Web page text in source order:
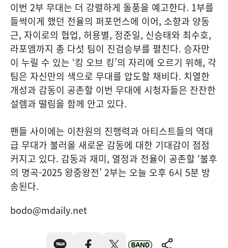
이번 2부 무대는 더 강렬하게 돌풍을 예고한다. 1부를
들썩이게 했던 전율의 퍼포먼스에 이어, 소향과 양동
근, 자이로의 협업, 허용별, 정준일, 신승태와 최수호,
라포엠까지 총 다섯 팀이 진검승부를 펼친다. 승자만
이 누릴 수 있는 ‘킹 오브 킹’의 자리에 오르기 위해, 각
팀은 자신만의 색으로 무대를 압도할 채비다. 치열한
개성과 감동이 공존할 이번 무대에 시청자들은 잔잔한
설렘과 떨림을 함께 안고 있다.
팬들 사이에는 이찬원의 진행력과 아티스트들의 역대
급 무대가 불러올 새로운 감동에 대한 기대감이 점점
커지고 있다. 감동과 재미, 열정과 전율이 공존할 ‘불후
의 명곡-2025 왕중왕전’ 2부는 오늘 오후 6시 5분 방
송된다.
bodo@mdaily.net